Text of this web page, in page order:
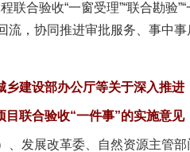
验收“一窗受理”“联合勘验
，协同推进审批服务、事中事
乡建设部办公厅等关于深入推进
目联合验收“一件事”的实施意见
发展改革委、自然资源主管